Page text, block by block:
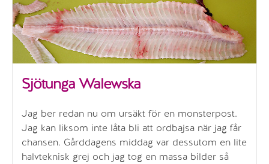
Sjötunga Walewska
Jag ber redan nu om ursäkt för en monsterpost.
Jag kan liksom inte låta bli att ordbajsa när jag får
chansen. Gårddagens middag var dessutom en lite
halvteknisk grej och jag tog en massa bilder så